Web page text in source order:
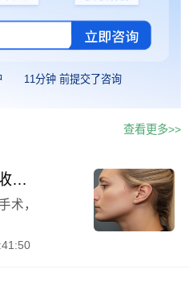
11分钟 前提交了咨询
查看更多>>
上海注射隆鼻取出价格收费明细一览，2024年注射隆鼻取出价格区间为3860元至57459元
术，然而，有时候可能需要取